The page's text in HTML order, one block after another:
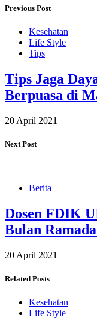
Previous Post
Kesehatan
Life Style
Tips
Tips Jaga
Berpuasa di
20 April 2021
Next Post
Berita
Dosen FDIK
Bulan
20 April 2021
Related Posts
Kesehatan
Life Style